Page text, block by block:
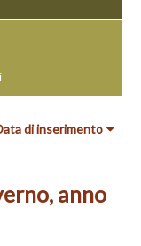
di inserimento
anno